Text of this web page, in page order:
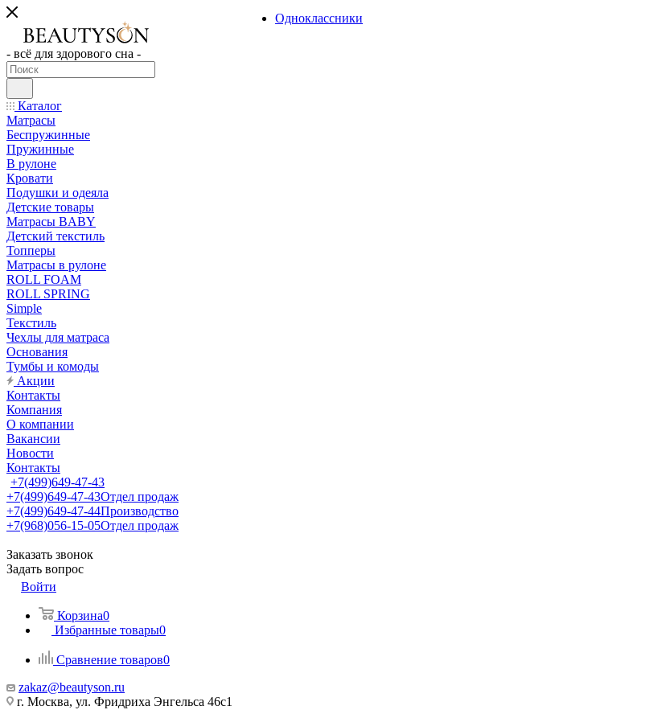
- всё для здорового сна -
Каталог
Матрасы
Беспружинные
Пружинные
В рулоне
Кровати
Подушки и одеяла
Детские товары
Матрасы BABY
Детский текстиль
Топперы
Матрасы в рулоне
ROLL FOAM
ROLL SPRING
Simple
Текстиль
Чехлы для матраса
Основания
Тумбы и комоды
Акции
Контакты
Компания
О компании
Вакансии
Новости
Контакты
+7(499)649-47-43
+7(499)649-47-43Отдел продаж
+7(499)649-47-44Производство
+7(968)056-15-05Отдел продаж
Заказать звонок
Задать вопрос
Войти
Корзина0
Избранные товары0
Сравнение товаров0
zakaz@beautyson.ru
г. Москва, ул. Фридриха Энгельса 46с1
Одноклассники